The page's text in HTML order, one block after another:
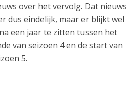
over het vervolg. Dat nieuws
dus eindelijk, maar er blijkt wel
een jaar te zitten tussen het
van seizoen 4 en de start van
5.